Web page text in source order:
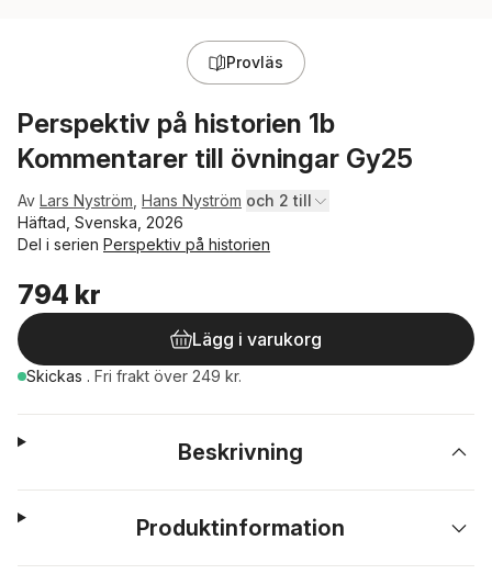
Provläs
Perspektiv på historien 1b
Kommentarer till övningar Gy25
Av Lars Nyström Hans Nyström och 2 till
Häftad, Svenska, 2026
Del i serien Perspektiv på historien
794 kr
Lägg i varukorg
Skickas . Fri frakt över 249 kr.
Beskrivning
Produktinformation